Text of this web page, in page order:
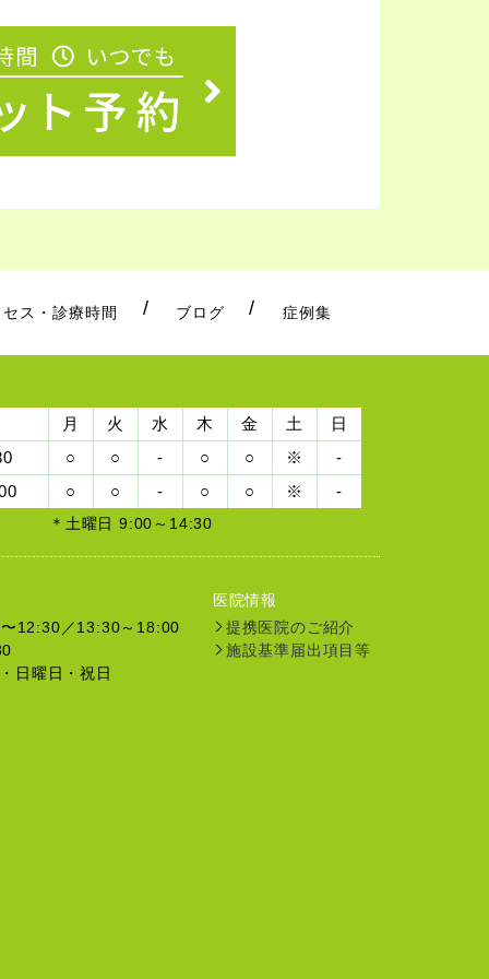
セス・診療時間 ブログ 症例集
月 火 水 木 金 土
日
○ ○ - ○ ○ ※
-
○ ○ - ○ ○ ※ -
＊土曜日 9:00～14:30
12:30／13:30～18:00
日曜日・祝日
医院情報
提携医院のご紹介
施設基準届出項目等